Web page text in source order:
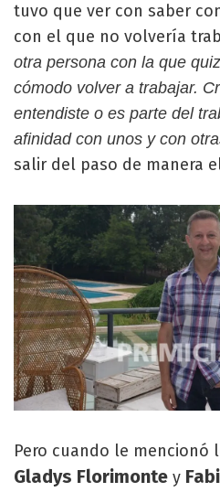
tuvo que ver con saber
con el que no volvería
otra persona con la que
cómodo volver a trabajar.
entendiste o es parte del
afinidad con unos y con
salir del paso de manera
Pero cuando le mencionó
Gladys Florimonte y